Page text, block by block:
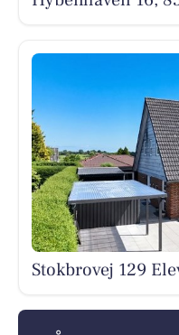
Stokbrovej 129